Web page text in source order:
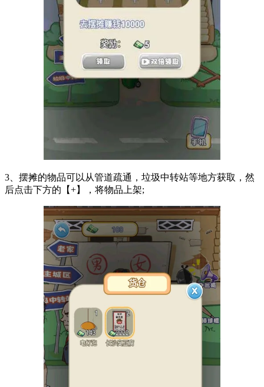
3、摆摊的物品可以从管道疏通，垃圾中转站等地方获取，然
后点击下方的【+】，将物品上架;